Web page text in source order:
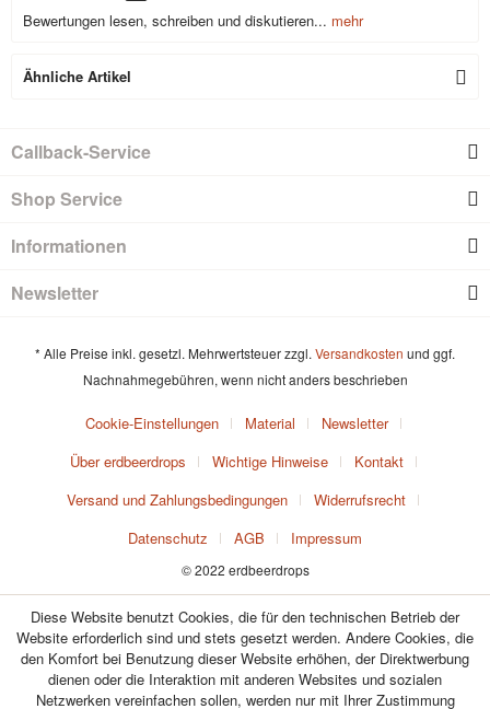
Bewertungen lesen, schreiben und diskutieren... mehr
Ähnliche Artikel
Callback-Service
Shop Service
Informationen
Newsletter
* Alle Preise inkl. gesetzl. Mehrwertsteuer zzgl. Versandkosten und ggf.
Nachnahmegebühren, wenn nicht anders beschrieben
Cookie-Einstellungen Material
Newsletter
Über erdbeerdrops
Wichtige Hinweise
Kontakt
Versand und Zahlungsbedingungen
Widerrufsrecht
Datenschutz
AGB Impressum
© 2022 erdbeerdrops
Diese Website benutzt Cookies, die für den technischen Betrieb der
Website erforderlich sind und stets gesetzt werden. Andere Cookies, die
den Komfort bei Benutzung dieser Website erhöhen, der Direktwerbung
dienen oder die Interaktion mit anderen Websites und sozialen
Netzwerken vereinfachen sollen, werden nur mit Ihrer Zustimmung